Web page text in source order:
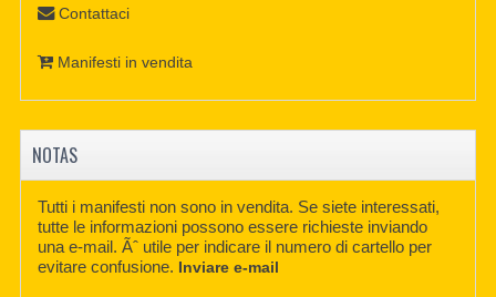
Contattaci
Manifesti in vendita
NOTAS
Tutti i manifesti non sono in vendita. Se siete interessati,
tutte le informazioni possono essere richieste inviando
una e-mail. Ãˆ utile per indicare il numero di cartello per
evitare confusione. Inviare e-mail